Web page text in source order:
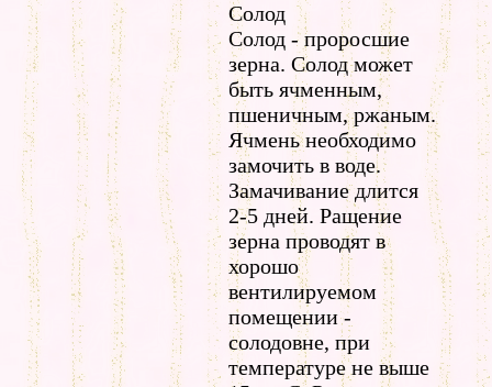
Солод
Солод - проросшие
зерна. Солод может
быть ячменным,
пшеничным, ржаным.
Ячмень необходимо
замочить в воде.
Замачивание длится
2-5 дней. Ращение
зерна проводят в
хорошо
вентилируемом
помещении -
солодовне, при
температуре не выше